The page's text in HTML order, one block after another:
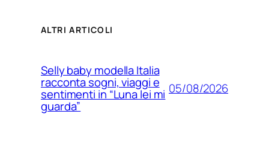
ALTRI ARTICOLI
Selly baby modella Italia
racconta sogni, viaggi e
sentimenti in “Luna lei mi
guarda”
05/08/2026